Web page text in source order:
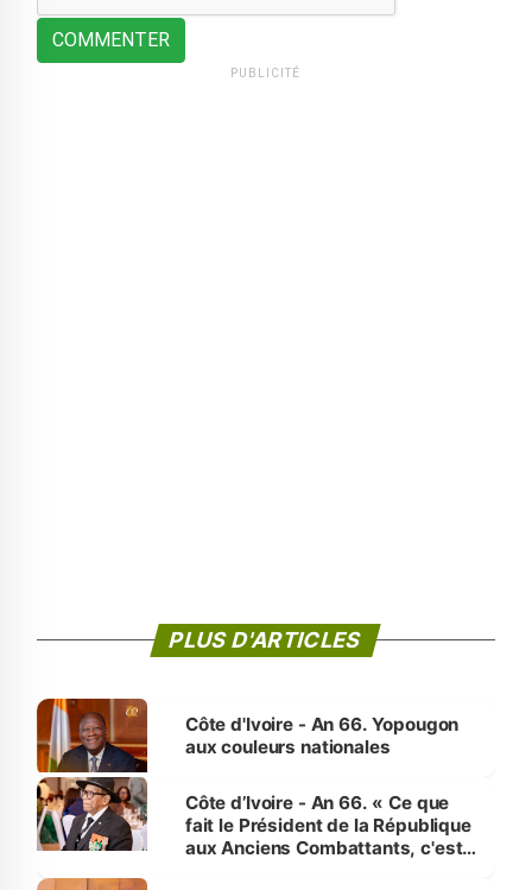
COMMENTER
PUBLICITÉ
PLUS D'ARTICLES
Côte d'Ivoire - An 66. Yopougon
aux couleurs nationales
Côte d’Ivoire - An 66. « Ce que
fait le Président de la République
aux Anciens Combattants, c'est